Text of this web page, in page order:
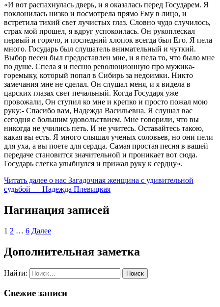
«И вот распахнулась дверь, и я оказалась перед Государем. Я
поклонилась низко и посмотрела прямо Ему в лицо, и
встретила тихий свет лучистых глаз. Словно чудо случилось,
страх мой прошел, я вдруг успокоилась. Он рукоплескал
первый и горячо, и последний хлопок всегда был Его. Я пела
много. Государь был слушатель внимательный и чуткий.
Выбор песен был предоставлен мне, и я пела то, что было мне
по душе. Спела я и песню революционную про мужика-
горемыку, который попал в Сибирь за недоимки. Никто
замечания мне не сделал. Он слушал меня, и я видела в
царских глазах свет печальный. Когда Государя уже
провожали, Он ступил ко мне и крепко и просто пожал мою
руку:- Спасибо вам, Надежда Васильевна. Я слушал вас
сегодня с большим удовольствием. Мне говорили, что вы
никогда не учились петь. И не учитесь. Оставайтесь такою,
какая вы есть. Я много слышал ученых соловьев, но они пели
для уха, а вы поете для сердца. Самая простая песня в вашей
передаче становится значительной и проникает вот сюда.
Государь слегка улыбнулся и прижал руку к сердцу».
Читать далее о нас Загадочная женщина с удивительной
судьбой — Надежда Плевицкая
Пагинация записей
1 2 … 6 Далее
Дополнительная заметка
Найти:
Свежие записи